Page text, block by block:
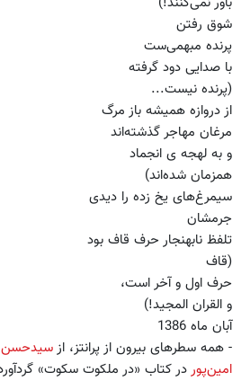
شوق رفتن
پرنده مبهمی‌ست
با صدایی دود گرفته
(پرنده نیست...
از دروازه همیشه باز مرگ
مرغان مهاجر گذشته‌اند
و به لهجه ی انجماد
همزمان شده‌اند)
سیمرغ‌های یخ زده را دیدی
جرمشان
تلفظ نابهنجار حرف قاف بود
(قاف
حرف اول و آخر است،
و القران المجید!)
آبان ماه 1386
- همه سطرهای بیرون از پرانتز، از
امین‌پوردر کتاب «در ملکوت سکوت»